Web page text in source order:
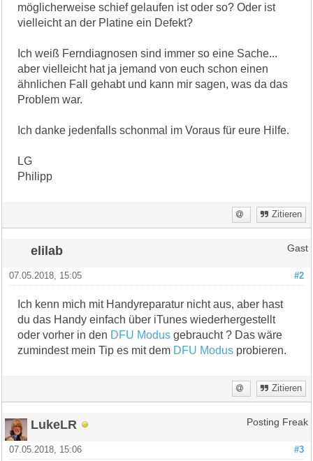
möglicherweise schief gelaufen ist oder so? Oder ist
vielleicht an der Platine ein Defekt?
Ich weiß Ferndiagnosen sind immer so eine Sache...
aber vielleicht hat ja jemand von euch schon einen
ähnlichen Fall gehabt und kann mir sagen, was da das
Problem war.
Ich danke jedenfalls schonmal im Voraus für eure Hilfe.
LG
Philipp
Zitieren
elilab Gast
#2
07.05.2018, 15:05
Ich kenn mich mit Handyreparatur nicht aus, aber hast
du das Handy einfach über iTunes wiederhergestellt
oder vorher in den DFU Modus gebraucht ? Das wäre
zumindest mein Tip es mit dem DFU Modus probieren.
Zitieren
LukeLR Posting Freak
#3
07.05.2018, 15:06